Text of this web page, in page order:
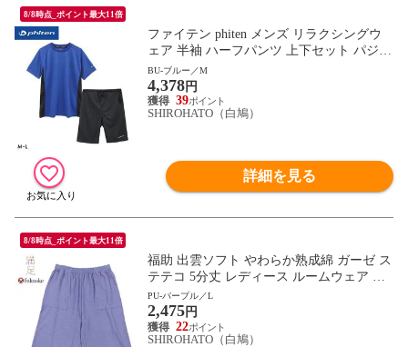
8/8時点_ポイント最大11倍
ファイテン phiten メンズ リラクシングウ
ェア 半袖 ハーフパンツ 上下セット パジャ
マ ルームウェア 部屋着 ML MENS
BU-ブルー／M
4,378円
39
SHIROHATO（白鳩）
詳細を見る
8/8時点_ポイント最大11倍
福助 出雲ソフト やわらか熟成綿 ガーゼ ス
テテコ 5分丈 レディース ルームウェア 綿1
00％ fukuske IZUMO SOFT 満足
PU-パープル／L
2,475円
22
SHIROHATO（白鳩）